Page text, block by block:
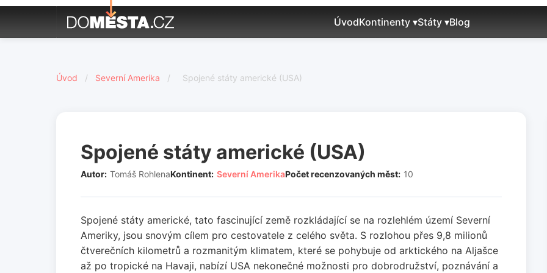
ÚvodKontinenty ▾Státy ▾Blog
Úvod / Severní Amerika / Spojené státy americké (USA)
Spojené státy americké (USA)
Autor: Tomáš RohlenaKontinent: Severní AmerikaPočet recenzovaných měst: 10
Spojené státy americké, tato fascinující země rozkládající se na rozlehlém území Severní
Ameriky, jsou snovým cílem pro cestovatele z celého světa. S rozlohou přes 9,8 milionů
čtverečních kilometrů a rozmanitým klimatem, které se pohybuje od arktického na Aljašce
až po tropické na Havaji, nabízí USA nekonečné možnosti pro dobrodružství, poznávání a